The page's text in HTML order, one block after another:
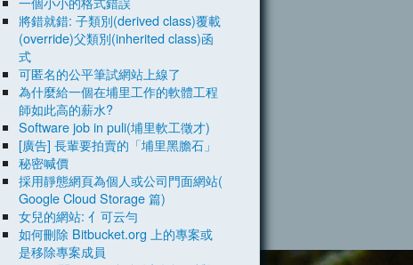
將錯就錯: 子類別(derived class)覆載
(override)父類別(inherited class)函
式
可匿名的公平筆試網站上線了
為什麼給一個在埔里工作的軟體工程
師如此高的薪水?
Software job in puli(埔里軟工徵才)
[廣告] 長輩要拍賣的「埔里黑膽石」
秘密喊價
採用靜態網頁為個人或公司門面網站(
Google Cloud Storage 篇)
女兒的網站: 亻可云勻
如何刪除 Bitbucket.org 上的專案或
是移除專案成員